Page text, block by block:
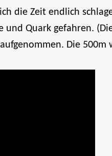
die Zeit endlich
Quark gefahren.
Die 500m